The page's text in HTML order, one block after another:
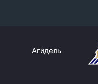
Конференция «Восток»
Агидель